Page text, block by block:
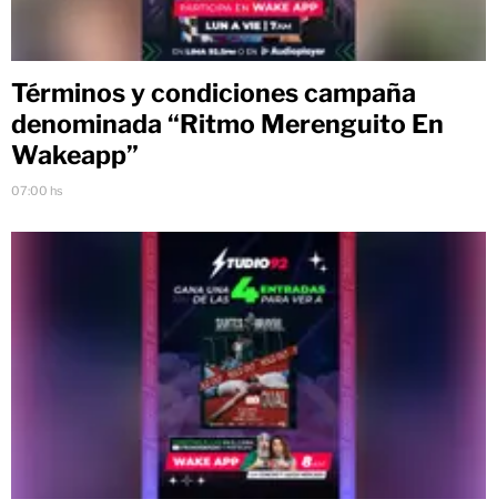
Términos y condiciones campaña
denominada “Ritmo Merenguito En
Wakeapp”
07:00 hs